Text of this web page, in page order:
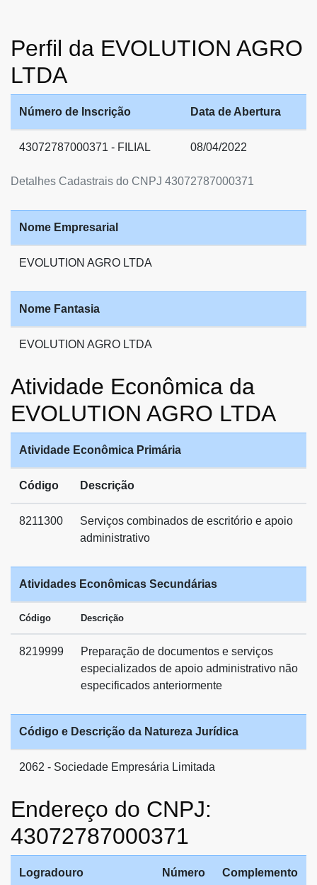
Perfil da EVOLUTION AGRO
LTDA
Detalhes Cadastrais do CNPJ 43072787000371
Número de Inscrição Data de Abertura
43072787000371 - FILIAL 08/04/2022
Nome Empresarial
EVOLUTION AGRO LTDA
Nome Fantasia
EVOLUTION AGRO LTDA
Atividade Econômica da
EVOLUTION AGRO LTDA
Atividade Econômica Primária
Código Descrição
8211300
Serviços combinados de escritório e apoio
administrativo
Atividades Econômicas Secundárias
Código Descrição
8219999
Preparação de documentos e serviços
especializados de apoio administrativo não
especificados anteriormente
Código e Descrição da Natureza Jurídica
2062 - Sociedade Empresária Limitada
Endereço do CNPJ:
43072787000371
Logradouro Número Complemento